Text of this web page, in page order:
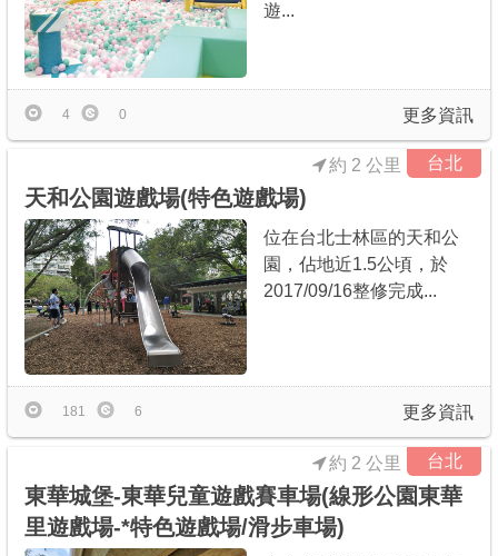
遊...
更多資訊
4 0
台北
天和公園遊戲場(特色遊戲場)
約 2 公里
位在台北士林區的天和公
園，佔地近1.5公頃，於
2017/09/16整修完成...
更多資訊
181 6
台北
東華城堡-東華兒童遊戲賽車場(線形公園東華
里遊戲場-*特色遊戲場/滑步車場)
約 2 公里